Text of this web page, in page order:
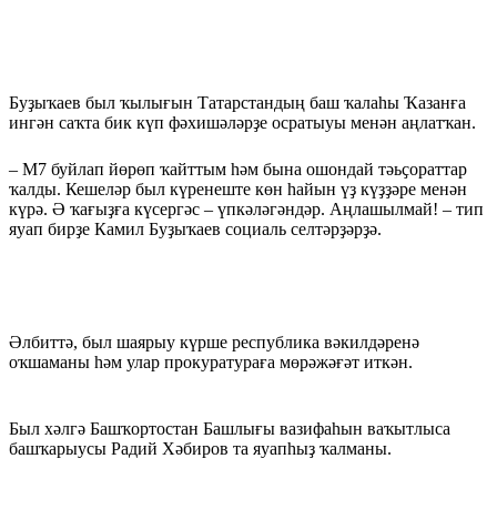
Буҙыҡаев был ҡылығын Татарстандың баш ҡалаһы Ҡазанға
ингән саҡта бик күп фәхишәләрҙе осратыуы менән аңлатҡан.
– М7 буйлап йөрөп ҡайттым һәм бына ошондай тәьҫораттар
ҡалды. Кешеләр был күренеште көн һайын үҙ күҙҙәре менән
күрә. Ә ҡағыҙға күсергәс – үпкәләгәндәр. Аңлашылмай! – тип
яуап бирҙе Камил Буҙыҡаев социаль селтәрҙәрҙә.
Әлбиттә, был шаярыу күрше республика вәкилдәренә
оҡшаманы һәм улар прокуратураға мөрәжәғәт иткән.
Был хәлгә Башҡортостан Башлығы вазифаһын ваҡытлыса
башҡарыусы Радий Хәбиров та яуапһыҙ ҡалманы.